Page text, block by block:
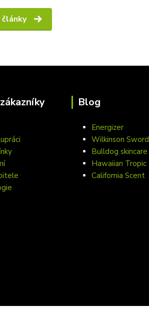
Blog
Energizer
Wilkinson Sword
Bulldog skincare
Hawaiian Tropic
California Scent